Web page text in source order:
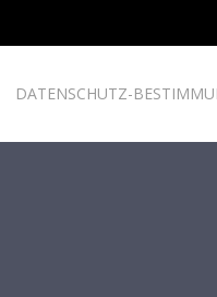
DATENSCHUTZ-